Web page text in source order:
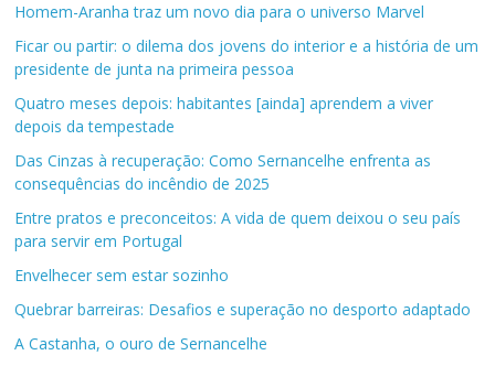
Homem-Aranha traz um novo dia para o universo Marvel
Ficar ou partir: o dilema dos jovens do interior e a história de um
presidente de junta na primeira pessoa
Quatro meses depois: habitantes [ainda] aprendem a viver
depois da tempestade
Das Cinzas à recuperação: Como Sernancelhe enfrenta as
consequências do incêndio de 2025
Entre pratos e preconceitos: A vida de quem deixou o seu país
para servir em Portugal
Envelhecer sem estar sozinho
Quebrar barreiras: Desafios e superação no desporto adaptado
A Castanha, o ouro de Sernancelhe